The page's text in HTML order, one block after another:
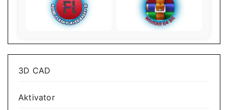
3D CAD
Aktivator